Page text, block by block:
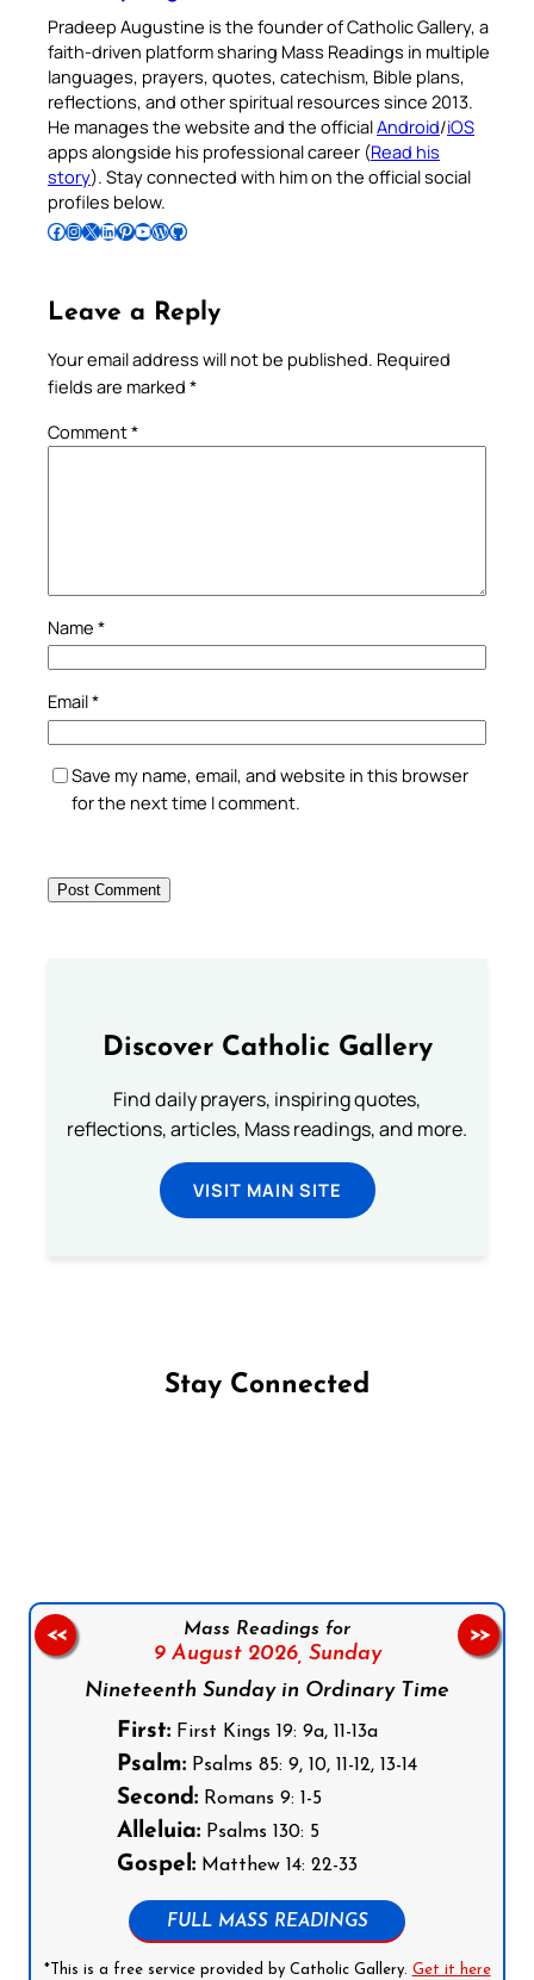
Pradeep Augustine is the founder of Catholic Gallery, a
faith-driven platform sharing Mass Readings in multiple
languages, prayers, quotes, catechism, Bible plans,
reflections, and other spiritual resources since 2013.
He manages the website and the officialAndroid/iOS
apps alongside his professional career (Read his
story). Stay connected with him on the official social
profiles below.
Follow Pradeep on Facebook Follow Pradeep on InstagramFollow Pradeep on X Follow Pradeep on LinkedIn Follow Pradeep on Pinterest Subscribe to Pradeep’s Youtube Channel Follow Pradeep on WordPress Follow Pradeep on GitHub
Leave a Reply
Your email address will not be published. Required
fields are marked *
Comment*
Name *
Email*
Save my name, email, and website in this browser
for the next time I comment.
Discover Catholic Gallery
Find daily prayers, inspiring quotes,
reflections, articles, Mass readings, and more.
VISIT MAIN SITE
Stay Connected
Mass Readings for
9 August 2026, Sunday
Nineteenth Sunday in Ordinary Time
First: First Kings 19: 9a, 11-13a
Psalm: Psalms 85: 9, 10, 11-12, 13-14
Second: Romans 9: 1-5
Alleluia: Psalms 130: 5
Gospel: Matthew 14: 22-33
FULL MASS READINGS
*This is a free service provided by Catholic Gallery. Get it here
<< >>